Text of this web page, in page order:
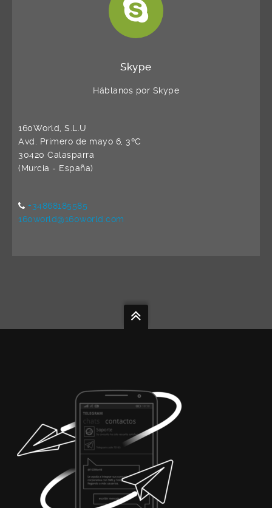
Skype
Háblanos por Skype
160World, S.L.U
Avd. Primero de mayo 6, 3ºC
30420 Calasparra
(Murcia - España)
+34868185585
160world@160world.com